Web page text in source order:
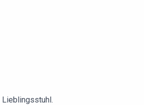
Lieblingsstuhl.